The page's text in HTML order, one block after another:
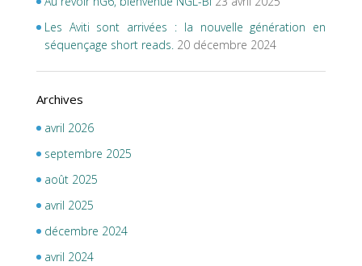
Les Aviti sont arrivées : la nouvelle génération en
séquençage short reads. 20 décembre 2024
Archives
avril 2026
septembre 2025
août 2025
avril 2025
décembre 2024
avril 2024